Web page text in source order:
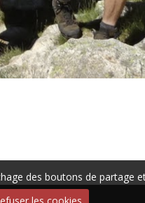
légales
des boutons de partage